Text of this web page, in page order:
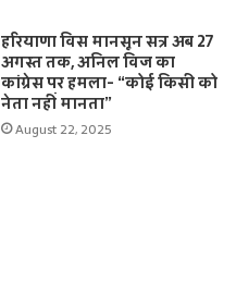
हरियाणा विस मानसून सत्र अब 27
अगस्त तक, अनिल विज का
कांग्रेस पर हमला- “कोई किसी को
नेता नहीं मानता”
August 22, 2025